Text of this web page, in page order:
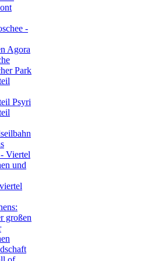
-
Agora
Park
Psyri
Viertel
und
großen